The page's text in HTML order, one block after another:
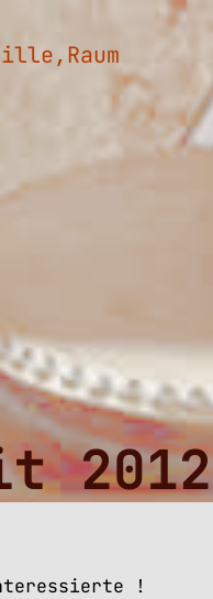
2012
!